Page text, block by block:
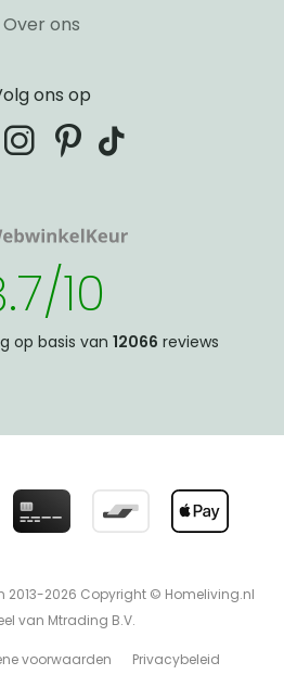
Over ons
ons op
instagram
pinterest
tiktok
10
op basis van 12066 reviews
2013-2026 Copyright © Homeliving.nl
van Mtrading B.V.
voorwaarden Privacybeleid